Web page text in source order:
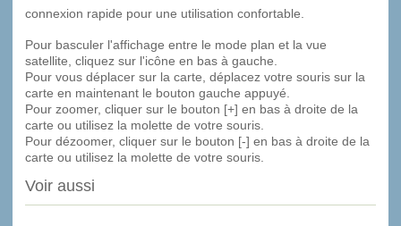
connexion rapide pour une utilisation confortable.
Pour basculer l'affichage entre le mode plan et la vue
satellite, cliquez sur l'icône en bas à gauche.
Pour vous déplacer sur la carte, déplacez votre souris sur la
carte en maintenant le bouton gauche appuyé.
Pour zoomer, cliquer sur le bouton [+] en bas à droite de la
carte ou utilisez la molette de votre souris.
Pour dézoomer, cliquer sur le bouton [-] en bas à droite de la
carte ou utilisez la molette de votre souris.
Voir aussi